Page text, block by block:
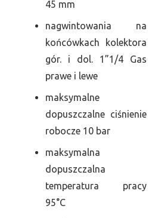
45 mm
nagwintowania na
końcówkach kolektora
gór. i dol. 1”1/4 Gas
prawe i lewe
maksymalne
dopuszczalne ciśnienie
robocze 10 bar
maksymalna
dopuszczalna
temperatura pracy
95°C